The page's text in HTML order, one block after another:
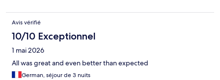
Avis vérifié
10/10 Exceptionnel
1 mai 2026
All was great and even better than expected
German, séjour de 3 nuits